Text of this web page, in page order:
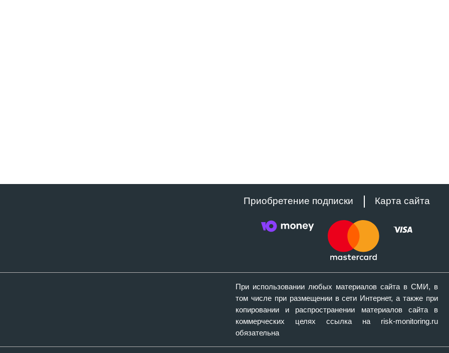
Приобретение подписки Карта сайта
При использовании любых материалов сайта в СМИ, в
том числе при размещении в сети Интернет, а также при
копировании и распространении материалов сайта в
коммерческих целях ссылка на risk-monitoring.ru
обязательна